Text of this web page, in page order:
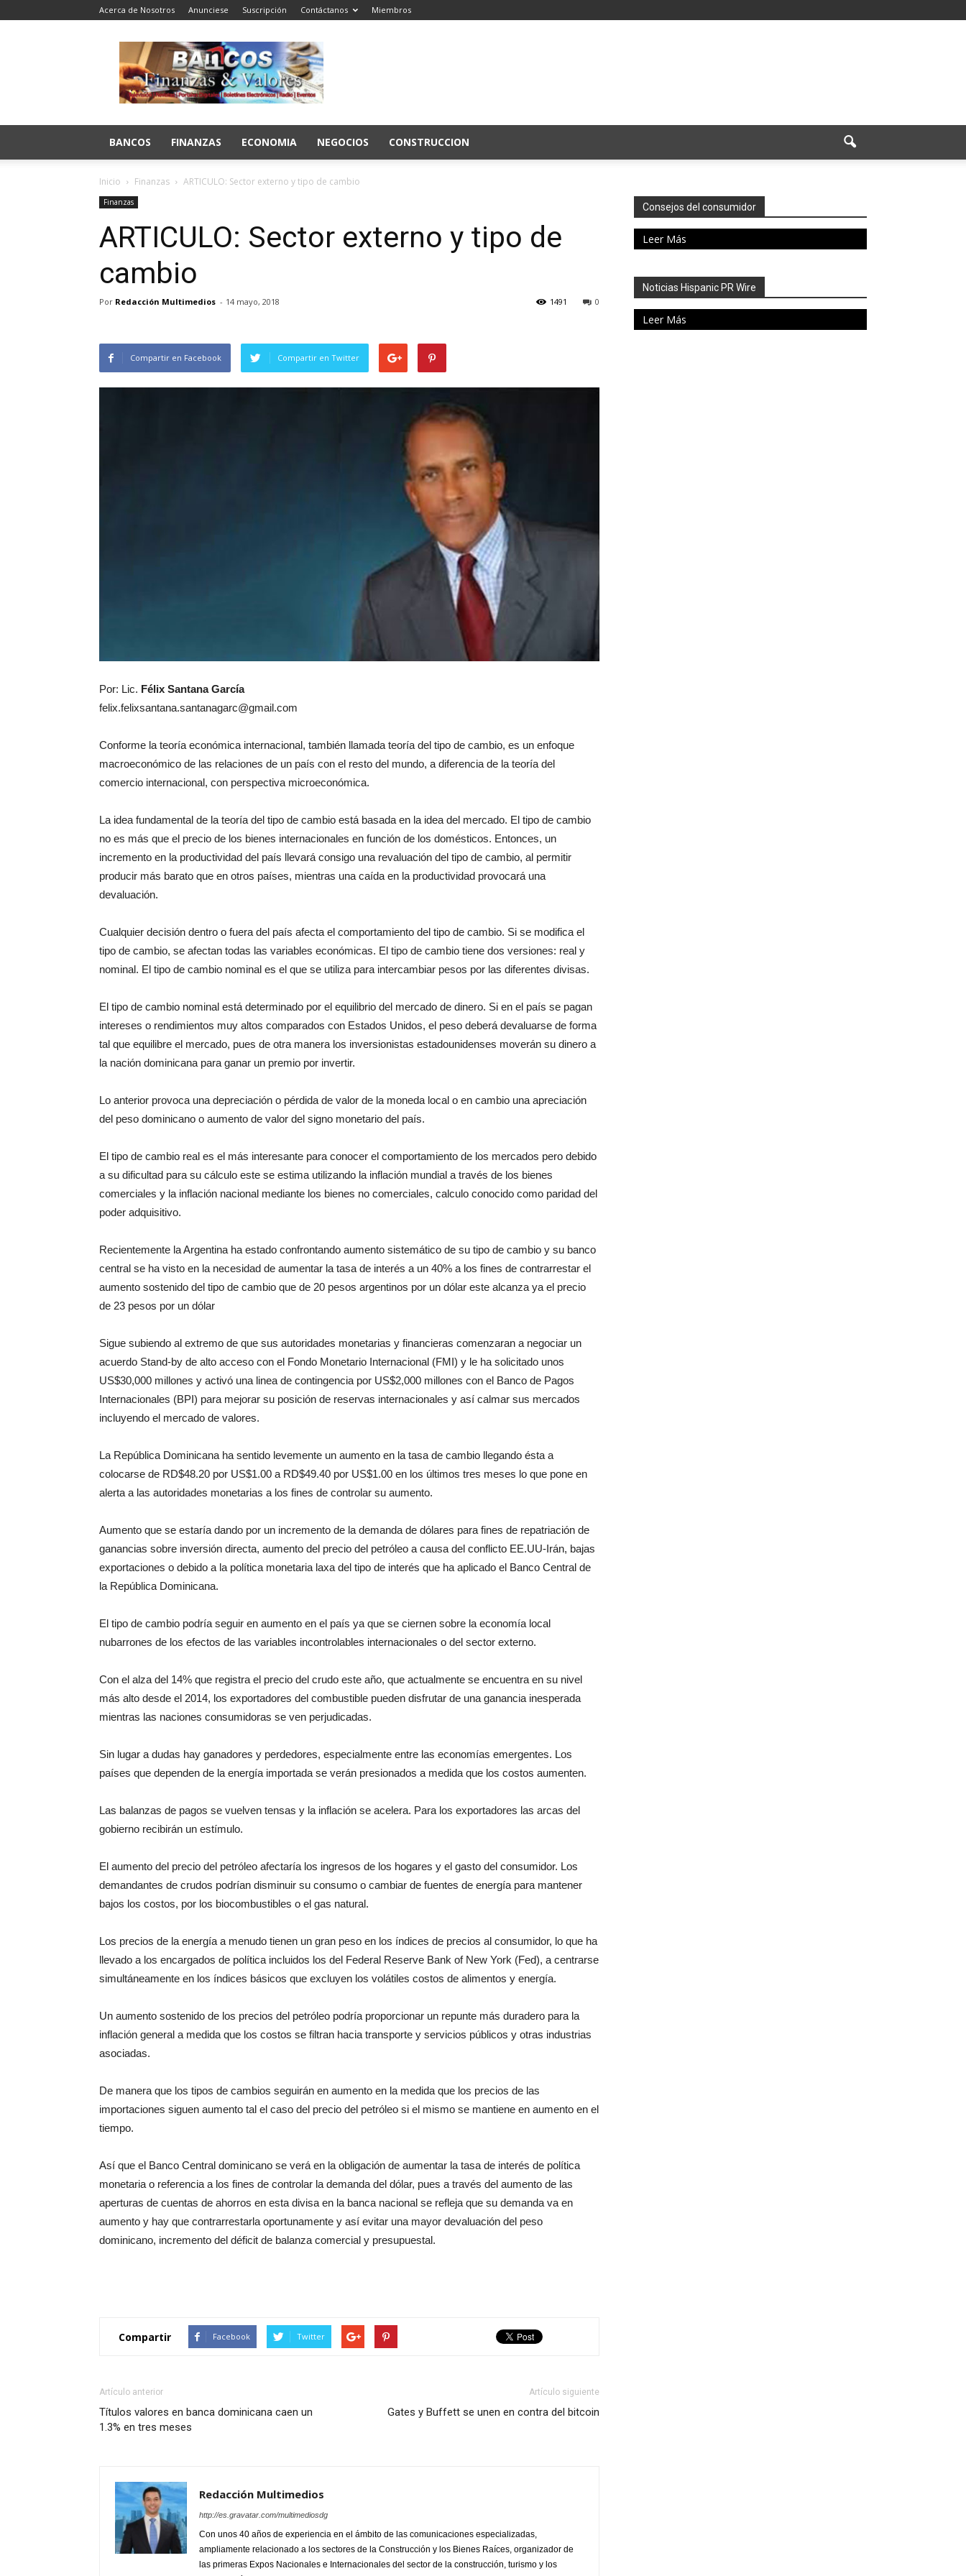
Acerca de Nosotros Anunciese Suscripción Contáctanos Miembros
Bancos
Finanzas
y
Valores
BANCOS FINANZAS ECONOMIA NEGOCIOS CONSTRUCCION
Inicio Finanzas ARTICULO: Sector externo y tipo de cambio
Finanzas
ARTICULO: Sector externo y tipo de
cambio
Por Redacción Multimedios - 14 mayo, 2018 0
1491
Compartir en Facebook Compartir en Twitter
Por: Lic. Félix Santana García
felix.felixsantana.santanagarc@gmail.com
Conforme la teoría económica internacional, también llamada teoría del tipo de cambio, es un enfoque
macroeconómico de las relaciones de un país con el resto del mundo, a diferencia de la teoría del
comercio internacional, con perspectiva microeconómica.
La idea fundamental de la teoría del tipo de cambio está basada en la idea del mercado. El tipo de cambio
no es más que el precio de los bienes internacionales en función de los domésticos. Entonces, un
incremento en la productividad del país llevará consigo una revaluación del tipo de cambio, al permitir
producir más barato que en otros países, mientras una caída en la productividad provocará una
devaluación.
Cualquier decisión dentro o fuera del país afecta el comportamiento del tipo de cambio. Si se modifica el
tipo de cambio, se afectan todas las variables económicas. El tipo de cambio tiene dos versiones: real y
nominal. El tipo de cambio nominal es el que se utiliza para intercambiar pesos por las diferentes divisas.
El tipo de cambio nominal está determinado por el equilibrio del mercado de dinero. Si en el país se pagan
intereses o rendimientos muy altos comparados con Estados Unidos, el peso deberá devaluarse de forma
tal que equilibre el mercado, pues de otra manera los inversionistas estadounidenses moverán su dinero a
la nación dominicana para ganar un premio por invertir.
Lo anterior provoca una depreciación o pérdida de valor de la moneda local o en cambio una apreciación
del peso dominicano o aumento de valor del signo monetario del país.
El tipo de cambio real es el más interesante para conocer el comportamiento de los mercados pero debido
a su dificultad para su cálculo este se estima utilizando la inflación mundial a través de los bienes
comerciales y la inflación nacional mediante los bienes no comerciales, calculo conocido como paridad del
poder adquisitivo.
Recientemente la Argentina ha estado confrontando aumento sistemático de su tipo de cambio y su banco
central se ha visto en la necesidad de aumentar la tasa de interés a un 40% a los fines de contrarrestar el
aumento sostenido del tipo de cambio que de 20 pesos argentinos por un dólar este alcanza ya el precio
de 23 pesos por un dólar
Sigue subiendo al extremo de que sus autoridades monetarias y financieras comenzaran a negociar un
acuerdo Stand-by de alto acceso con el Fondo Monetario Internacional (FMI) y le ha solicitado unos
US$30,000 millones y activó una linea de contingencia por US$2,000 millones con el Banco de Pagos
Internacionales (BPI) para mejorar su posición de reservas internacionales y así calmar sus mercados
incluyendo el mercado de valores.
La República Dominicana ha sentido levemente un aumento en la tasa de cambio llegando ésta a
colocarse de RD$48.20 por US$1.00 a RD$49.40 por US$1.00 en los últimos tres meses lo que pone en
alerta a las autoridades monetarias a los fines de controlar su aumento.
Aumento que se estaría dando por un incremento de la demanda de dólares para fines de repatriación de
ganancias sobre inversión directa, aumento del precio del petróleo a causa del conflicto EE.UU-Irán, bajas
exportaciones o debido a la política monetaria laxa del tipo de interés que ha aplicado el Banco Central de
la República Dominicana.
El tipo de cambio podría seguir en aumento en el país ya que se ciernen sobre la economía local
nubarrones de los efectos de las variables incontrolables internacionales o del sector externo.
Con el alza del 14% que registra el precio del crudo este año, que actualmente se encuentra en su nivel
más alto desde el 2014, los exportadores del combustible pueden disfrutar de una ganancia inesperada
mientras las naciones consumidoras se ven perjudicadas.
Sin lugar a dudas hay ganadores y perdedores, especialmente entre las economías emergentes. Los
países que dependen de la energía importada se verán presionados a medida que los costos aumenten.
Las balanzas de pagos se vuelven tensas y la inflación se acelera. Para los exportadores las arcas del
gobierno recibirán un estímulo.
El aumento del precio del petróleo afectaría los ingresos de los hogares y el gasto del consumidor. Los
demandantes de crudos podrían disminuir su consumo o cambiar de fuentes de energía para mantener
bajos los costos, por los biocombustibles o el gas natural.
Los precios de la energía a menudo tienen un gran peso en los índices de precios al consumidor, lo que ha
llevado a los encargados de política incluidos los del Federal Reserve Bank of New York (Fed), a centrarse
simultáneamente en los índices básicos que excluyen los volátiles costos de alimentos y energía.
Un aumento sostenido de los precios del petróleo podría proporcionar un repunte más duradero para la
inflación general a medida que los costos se filtran hacia transporte y servicios públicos y otras industrias
asociadas.
De manera que los tipos de cambios seguirán en aumento en la medida que los precios de las
importaciones siguen aumento tal el caso del precio del petróleo si el mismo se mantiene en aumento en el
tiempo.
Así que el Banco Central dominicano se verá en la obligación de aumentar la tasa de interés de política
monetaria o referencia a los fines de controlar la demanda del dólar, pues a través del aumento de las
aperturas de cuentas de ahorros en esta divisa en la banca nacional se refleja que su demanda va en
aumento y hay que contrarrestarla oportunamente y así evitar una mayor devaluación del peso
dominicano, incremento del déficit de balanza comercial y presupuestal.
Compartir Facebook Twitter
Artículo anterior
Títulos valores en banca dominicana caen un
1.3% en tres meses
Artículo siguiente
Gates y Buffett se unen en contra del bitcoin
Redacción Multimedios
http://es.gravatar.com/multimediosdg
Con unos 40 años de experiencia en el ámbito de las comunicaciones especializadas,
ampliamente relacionado a los sectores de la Construcción y los Bienes Raíces, organizador de
las primeras Expos Nacionales e Internacionales del sector de la construcción, turismo y los
Consejos del consumidor
Leer Más
Noticias Hispanic PR Wire
Leer Más